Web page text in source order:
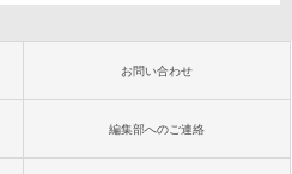
お問い合わせ
編集部へのご連絡